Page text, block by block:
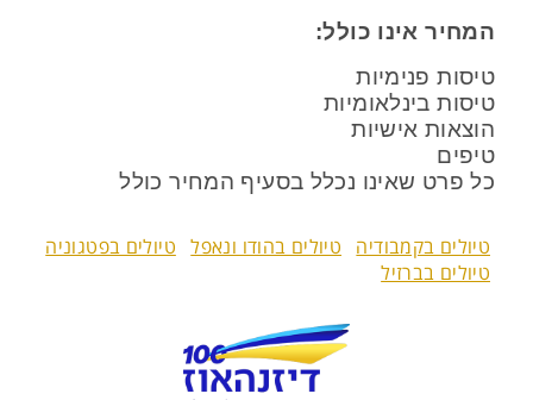
המחיר אינו כולל:
טיסות פנימיות
טיסות בינלאומיות
הוצאות אישיות
טיפים
כל פרט שאינו נכלל בסעיף המחיר כולל
טיולים בקמבודיה טיולים בהודו ונאפל
טיולים בפטגוניה
טיולים בברזיל